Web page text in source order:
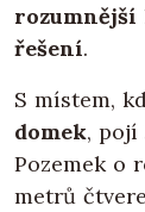
rozumnější
řešení.
S místem,
domek, pojí
Pozemek o
metrů